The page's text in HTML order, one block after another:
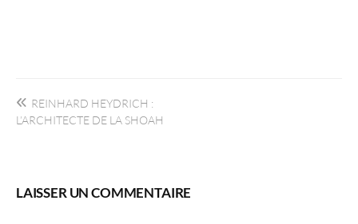
Navigation
deREINHARD HEYDRICH :
L’ARCHITECTE DE LA SHOAH
LAISSER UN COMMENTAIRE